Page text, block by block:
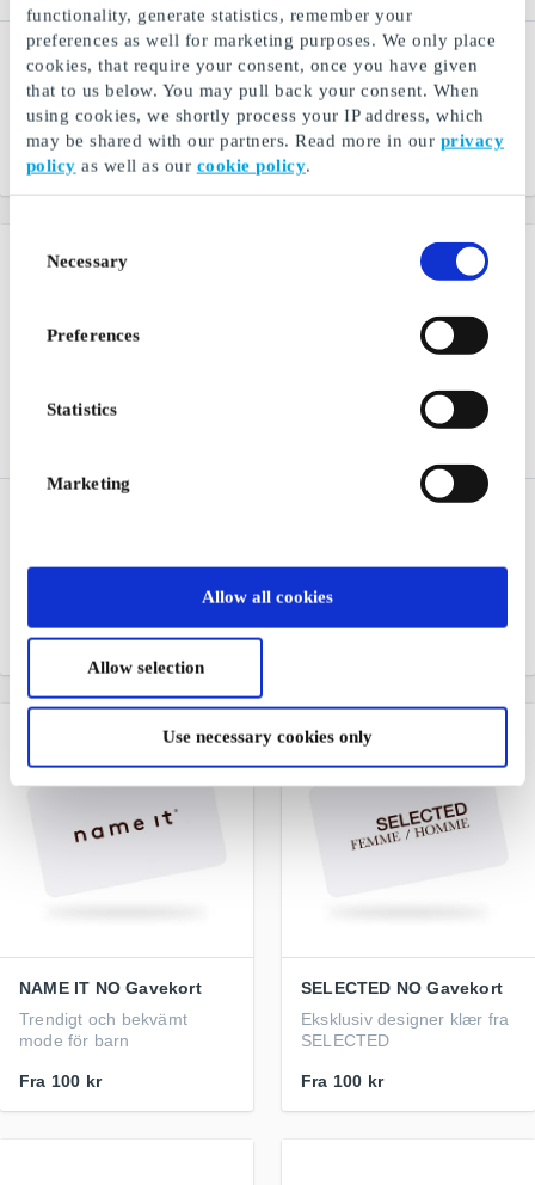
functionality, generate statistics, remember your
preferences as well for marketing purposes. We only place
cookies, that require your consent, once you have given
that to us below. You may pull back your consent. When
using cookies, we shortly process your IP address, which
may be shared with our partners. Read more in our privacy
policy as well as our cookie policy.
Selection
Necessary
Preferences
Statistics
Marketing
Allow all cookies
Allow selection
Use necessary cookies only
Burger King NO Gavekort
En av verdens største
Fra 50 kr
Jack & Jones NO
Gavekort
Jeanswear til gutter og
menn
Fra
Fra 50 kr
FASHIONCHEQUE NO
nettbutikker
NAME IT NO Gavekort
Trendigt och bekvämt
mode för barn
Fra 100 kr
SELECTED NO Gavekort
Eksklusiv designer klær fra
SELECTED
Fra 100 kr